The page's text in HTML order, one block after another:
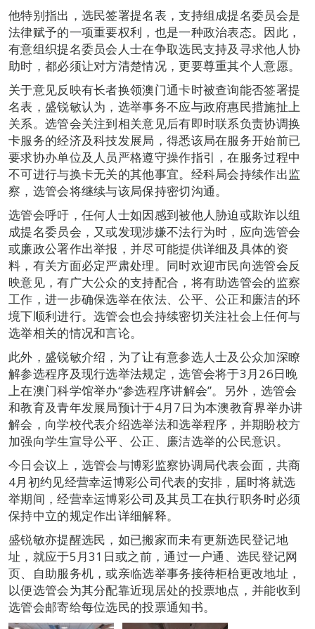
他特别指出，选民签署提名表，支持组成提名委员会是
法律赋予的一项重要权利，也是一种政治表态。因此，
有意组织提名委员会人士在争取选民支持及寻求他人协
助时，都必须让对方清楚情况，更要尊重其个人意愿。
关于意见反映有长者换领澳门通卡时被查询能否签署提
名表，盛锐敏认为，选举事务不应与政府惠民措施扯上
关系。选管会关注到相关意见后有即时联系负责协调换
卡服务的经济及科技发展局，得悉该局在服务开始前已
要求协办单位及人员严格遵守操作指引，在服务过程中
不可进行与换卡无关的其他事宜。经科局会持续作出监
察，选管会将继续与该局保持密切沟通。
选管会呼吁，任何人士如因感到被他人胁迫或欺诈以组
成提名委员会，又或发现涉嫌不法行为时，应向选管会
或廉政公署作出举报，并尽可能提供详细及具体的资
料，有关方面必定严肃处理。同时欢迎市民向选管会反
映意见，有广大公众的支持配合，将有助选管会的监察
工作，进一步确保选举在依法、公平、公正和廉洁的环
境下顺利进行。选管会也会持续密切关注社会上任何与
选举相关的情况和言论。
此外，盛锐敏介绍，为了让有意参选人士及公众加深瞭
解参选程序及现行选举法规定，选管会将于3月26日晚
上在澳门科学馆举办“参选程序讲解会”。另外，选管会
和教育及青年发展局预计于4月7日为本澳教育界举办讲
解会，向学校代表介绍选举法和选举程序，并期盼校方
加强向学生宣导公平、公正、廉洁选举的公民意识。
今日会议上，选管会与博彩监察协调局代表会面，共商
4月初约见经营幸运博彩公司代表的安排，届时将就选
举期间，经营幸运博彩公司及其员工在执行职务时必须
保持中立的规定作出详细解释。
盛锐敏亦提醒选民，如已搬家而未有更新选民登记地
址，就应于5月31日或之前，通过一户通、选民登记网
页、自助服务机，或亲临选举事务接待柜枱更改地址，
以便选管会为其分配靠近现居处的投票地点，并能收到
选管会邮寄给每位选民的投票通知书。